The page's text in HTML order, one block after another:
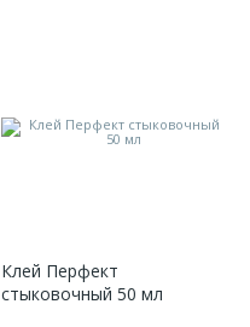
Клей Перфект
стыковочный 50 мл